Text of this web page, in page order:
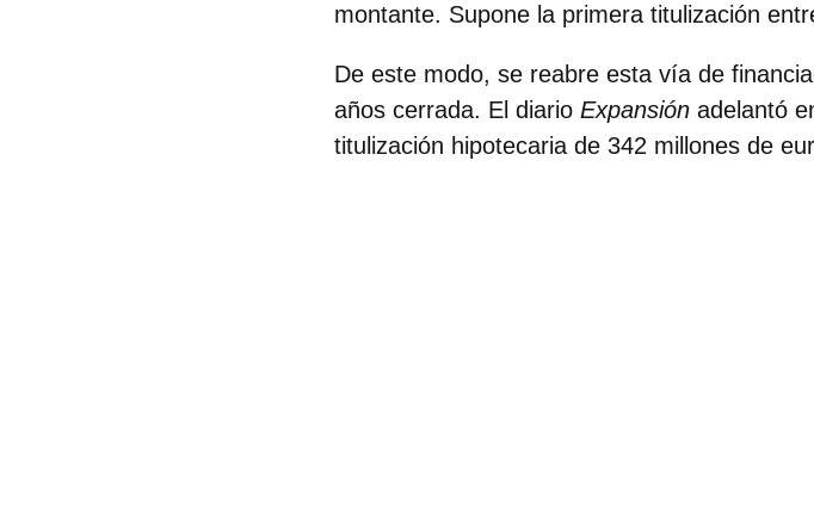
montante. Supone la primera titulización
De este modo, se reabre esta vía de
años cerrada. El diario Expansión adelantó
titulización hipotecaria de 342 millones de